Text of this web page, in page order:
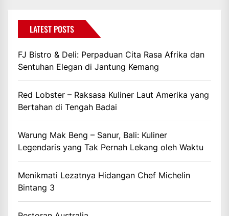
LATEST POSTS
FJ Bistro & Deli: Perpaduan Cita Rasa Afrika dan
Sentuhan Elegan di Jantung Kemang
Red Lobster – Raksasa Kuliner Laut Amerika yang
Bertahan di Tengah Badai
Warung Mak Beng – Sanur, Bali: Kuliner
Legendaris yang Tak Pernah Lekang oleh Waktu
Menikmati Lezatnya Hidangan Chef Michelin
Bintang 3